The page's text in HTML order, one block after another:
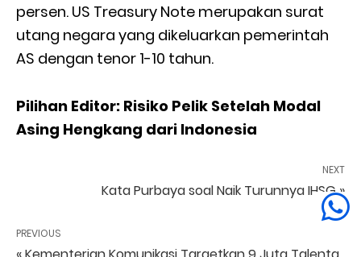
persen. US Treasury Note merupakan surat
utang negara yang dikeluarkan pemerintah
AS dengan tenor 1-10 tahun.
Pilihan Editor: Risiko Pelik Setelah Modal
Asing Hengkang dari Indonesia
NEXT
Kata Purbaya soal Naik Turunnya IHSG »
PREVIOUS